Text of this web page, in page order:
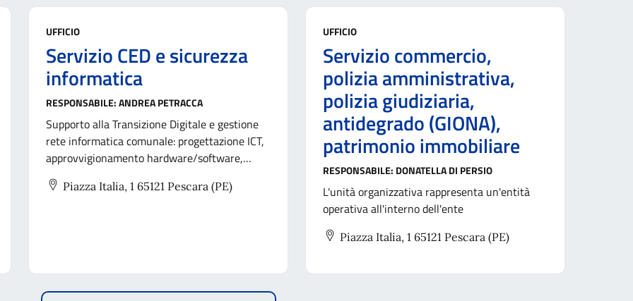
UFFICIO
Servizio CED e sicurezza
informatica
RESPONSABILE:ANDREA PETRACCA
Supporto alla Transizione Digitale e gestione
rete informatica comunale: progettazione ICT,
approvvigionamento hardware/software,
manutenzione, data center, cybersicurezza,
cloud, domini e posta elettronica.
Piazza Italia, 1 65121 Pescara (PE)
UFFICIO
Servizio commercio,
polizia amministrativa,
polizia giudiziaria,
antidegrado (GIONA),
patrimonio immobiliare
RESPONSABILE: DONATELLA DI PERSIO
L'unità organizzativa rappresenta un'entità
operativa all'interno dell'ente
Piazza Italia, 1 65121 Pescara (PE)